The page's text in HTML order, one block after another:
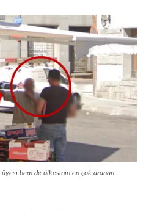
hem de ülkesinin en çok aranan